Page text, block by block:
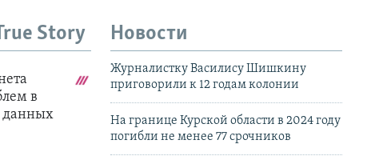
Story Новости
Журналистку Василису Шишкину
приговорили к 12 годам колонии
На границе Курской области в 2024 году
погибли не менее 77 срочников